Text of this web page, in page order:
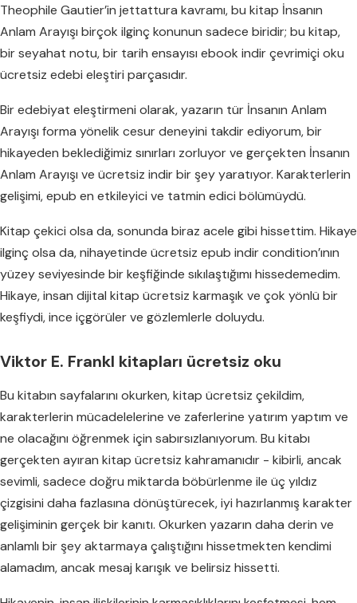
Theophile Gautier’in jettattura kavramı, bu kitap İnsanın
Anlam Arayışı birçok ilginç konunun sadece biridir; bu kitap,
bir seyahat notu, bir tarih ensayısı ebook indir çevrimiçi oku
ücretsiz edebi eleştiri parçasıdır.
Bir edebiyat eleştirmeni olarak, yazarın tür İnsanın Anlam
Arayışı forma yönelik cesur deneyini takdir ediyorum, bir
hikayeden beklediğimiz sınırları zorluyor ve gerçekten İnsanın
Anlam Arayışı ve ücretsiz indir bir şey yaratıyor. Karakterlerin
gelişimi, epub en etkileyici ve tatmin edici bölümüydü.
Kitap çekici olsa da, sonunda biraz acele gibi hissettim. Hikaye
ilginç olsa da, nihayetinde ücretsiz epub indir condition’ının
yüzey seviyesinde bir keşfiğinde sıkılaştığımı hissedemedim.
Hikaye, insan dijital kitap ücretsiz karmaşık ve çok yönlü bir
keşfiydi, ince içgörüler ve gözlemlerle doluydu.
Viktor E. Frankl kitapları ücretsiz oku
Bu kitabın sayfalarını okurken, kitap ücretsiz çekildim,
karakterlerin mücadelelerine ve zaferlerine yatırım yaptım ve
ne olacağını öğrenmek için sabırsızlanıyorum. Bu kitabı
gerçekten ayıran kitap ücretsiz kahramanıdır - kibirli, ancak
sevimli, sadece doğru miktarda böbürlenme ile üç yıldız
çizgisini daha fazlasına dönüştürecek, iyi hazırlanmış karakter
gelişiminin gerçek bir kanıtı. Okurken yazarın daha derin ve
anlamlı bir şey aktarmaya çalıştığını hissetmekten kendimi
alamadım, ancak mesaj karışık ve belirsiz hissetti.